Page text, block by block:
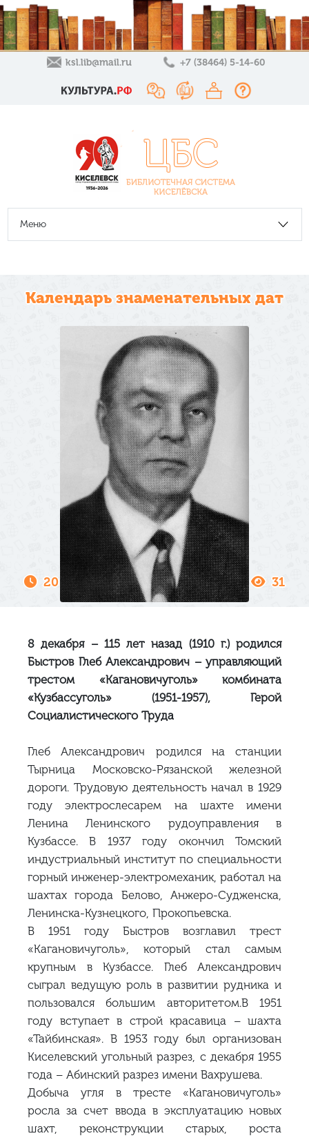
ksl.lib@mail.ru +7 (38464) 5-14-60
Меню
Календарь знаменательных дат
20 Января 2025 31
8 декабря – 115 лет назад (1910 г.) родился
Быстров Глеб Александрович – управляющий
трестом «Кагановичуголь» комбината
«Кузбассуголь» (1951-1957), Герой
Социалистического Труда
Глеб Александрович родился на станции
Тырница Московско-Рязанской железной
дороги. Трудовую деятельность начал в 1929
году электрослесарем на шахте имени
Ленина Ленинского рудоуправления в
Кузбассе. В 1937 году окончил Томский
индустриальный институт по специальности
горный инженер-электромеханик, работал на
шахтах города Белово, Анжеро-Судженска,
Ленинска-Кузнецкого, Прокопьевска.
В 1951 году Быстров возглавил трест
«Кагановичуголь», который стал самым
крупным в Кузбассе. Глеб Александрович
сыграл ведущую роль в развитии рудника и
пользовался большим авторитетом.В 1951
году вступает в строй красавица – шахта
«Тайбинская». В 1953 году был организован
Киселевский угольный разрез, с декабря 1955
года – Абинский разрез имени Вахрушева.
Добыча угля в тресте «Кагановичуголь»
росла за счет ввода в эксплуатацию новых
шахт, реконструкции старых, роста